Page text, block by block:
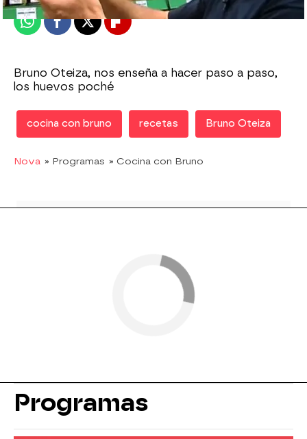
WhatsappFacebook
X Flipboard
Bruno Oteiza, nos enseña a hacer paso a paso,
los huevos poché
cocina con bruno recetas Bruno Oteiza
Nova » Programas » Cocina con Bruno
Programas